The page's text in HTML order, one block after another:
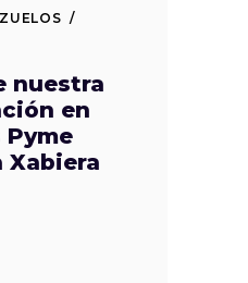
nuestra
en
Pyme
Xabiera